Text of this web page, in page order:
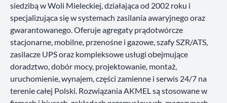
siedzibą w Woli Mieleckiej, działająca od 2002 roku i
specjalizująca się w systemach zasilania awaryjnego oraz
gwarantowanego. Oferuje agregaty prądotwórcze
stacjonarne, mobilne, przenośne i gazowe, szafy SZR/ATS,
zasilacze UPS oraz kompleksowe usługi obejmujące
doradztwo, dobór mocy, projektowanie, montaż,
uruchomienie, wynajem, części zamienne i serwis 24/7 na
terenie całej Polski. Rozwiązania AKMEL są stosowane w